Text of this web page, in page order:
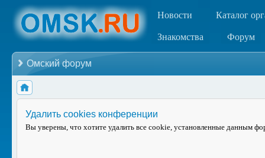
Новости Каталог
Знакомства Форум
Омский форум
Удалить cookies конференции
Вы уверены, что хотите удалить все cookie, установленные данным